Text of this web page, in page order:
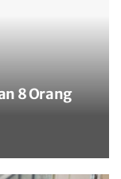
8 Orang